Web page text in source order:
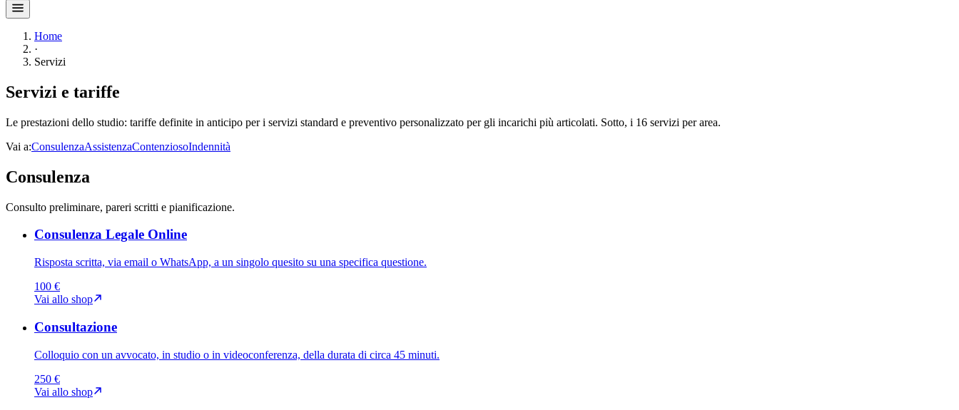
Home
·
Servizi
Servizi e tariffe
Le prestazioni dello studio: tariffe definite in anticipo per i servizi standard e preventivo personalizzato per gli incarichi più articolati. Sotto, i 16 servizi per area.
Vai a:ConsulenzaAssistenzaContenziosoIndennità
Consulenza
Consulto preliminare, pareri scritti e pianificazione.
Consulenza Legale Online
Risposta scritta, via email o WhatsApp, a un singolo quesito su una specifica questione.
100 €
Vai allo shop
Consultazione
Colloquio con un avvocato, in studio o in videoconferenza, della durata di circa 45 minuti.
250 €
Vai allo shop